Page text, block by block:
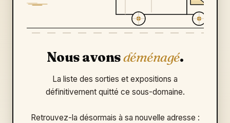
Nous avonsdéménagé.
La liste des sorties et expositions a
définitivement quitté ce sous-domaine.
Retrouvez-la désormais à sa nouvelle adresse :